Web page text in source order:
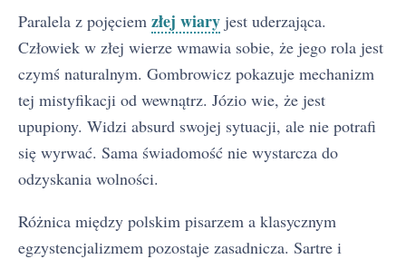
Paralela z pojęciem złej wiary jest uderzająca.
Człowiek w złej wierze wmawia sobie, że jego rola jest
czymś naturalnym. Gombrowicz pokazuje mechanizm
tej mistyfikacji od wewnątrz. Józio wie, że jest
upupiony. Widzi absurd swojej sytuacji, ale nie potrafi
się wyrwać. Sama świadomość nie wystarcza do
odzyskania wolności.
Różnica między polskim pisarzem a klasycznym
egzystencjalizmem pozostaje zasadnicza. Sartre i